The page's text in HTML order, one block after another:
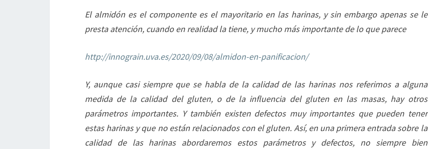
El almidón es el componente es el mayoritario en las harinas, y sin embargo apenas se le
presta atención, cuando en realidad la tiene, y mucho más importante de lo que parece
http://innograin.uva.es/2020/09/08/almidon-en-panificacion/
Y, aunque casi siempre que se habla de la calidad de las harinas nos referimos a alguna
medida de la calidad del gluten, o de la influencia del gluten en las masas, hay otros
parámetros importantes. Y también existen defectos muy importantes que pueden tener
estas harinas y que no están relacionados con el gluten. Así, en una primera entrada sobre la
calidad de las harinas abordaremos estos parámetros y defectos, no siempre bien